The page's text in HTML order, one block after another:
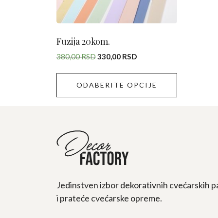
Fuzija 20kom.
380,00RSDOriginalna
bila:
330,00 RSDTrenutna
330,00 RSD.
ODABERITE OPCIJE
izabrane
na
stranici
proizvoda.
Jedinstven izbor dekorativnih cvećarskih
i prateće cvećarske opreme.